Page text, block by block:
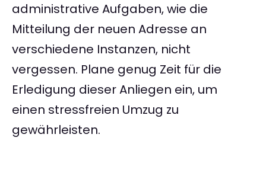
administrative Aufgaben, wie die
Mitteilung der neuen Adresse an
verschiedene Instanzen, nicht
vergessen. Plane genug Zeit für die
Erledigung dieser Anliegen ein, um
einen stressfreien Umzug zu
gewährleisten.